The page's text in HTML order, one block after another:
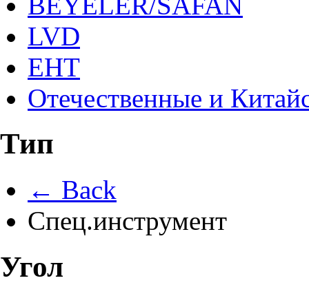
LVD
EHT
Отечественные и
Тип
← Back
Спец.инструмент
Угол